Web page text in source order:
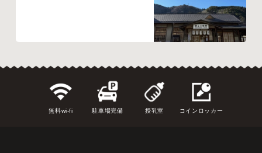
無料wi-fi 駐車場完備 授乳室 コインロッカー